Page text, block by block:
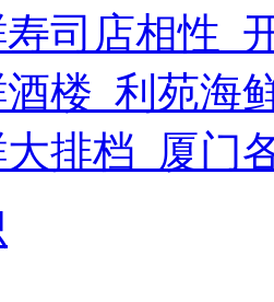
司店相性_
楼_利苑海
排档_厦门